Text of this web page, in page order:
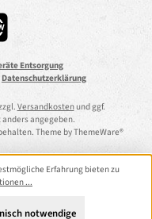
Entsorgung
Datenschutzerklärung
Versandkostenund ggf.
angegeben.
Theme byThemeWare®
Erfahrung bieten zu
...
notwendige